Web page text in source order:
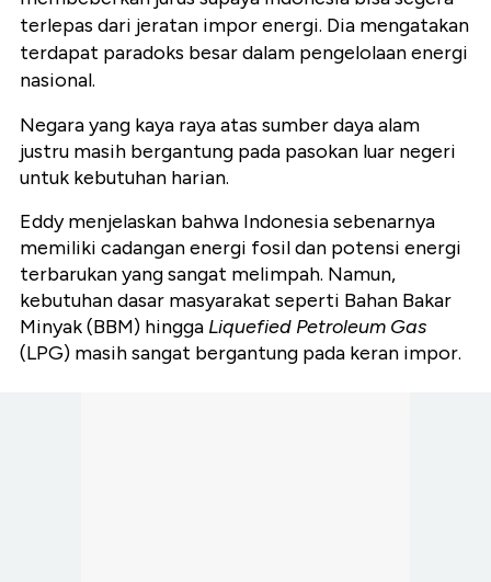
terlepas dari jeratan impor energi. Dia mengatakan
terdapat paradoks besar dalam pengelolaan energi
nasional.
Negara yang kaya raya atas sumber daya alam
justru masih bergantung pada pasokan luar negeri
untuk kebutuhan harian.
Eddy menjelaskan bahwa Indonesia sebenarnya
memiliki cadangan energi fosil dan potensi energi
terbarukan yang sangat melimpah. Namun,
kebutuhan dasar masyarakat seperti Bahan Bakar
Minyak (BBM) hingga Liquefied Petroleum Gas
(LPG) masih sangat bergantung pada keran impor.